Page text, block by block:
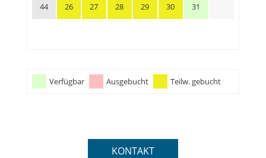
44 26 27 28 29 30 31
Verfügbar Ausgebucht Teilw. gebucht
KONTAKT